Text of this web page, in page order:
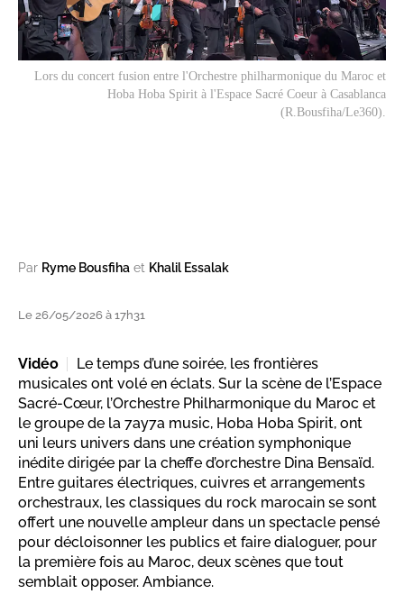
Lors du concert fusion entre l'Orchestre philharmonique du Maroc et
Hoba Hoba Spirit à l'Espace Sacré Coeur à Casablanca
(R.Bousfiha/Le360).
Par Ryme Bousfiha et Khalil Essalak
Le 26/05/2026 à 17h31
Vidéo
Le temps d’une soirée, les frontières
musicales ont volé en éclats. Sur la scène de l’Espace
Sacré-Cœur, l’Orchestre Philharmonique du Maroc et
le groupe de la 7ay7a music, Hoba Hoba Spirit, ont
uni leurs univers dans une création symphonique
inédite dirigée par la cheffe d’orchestre Dina Bensaïd.
Entre guitares électriques, cuivres et arrangements
orchestraux, les classiques du rock marocain se sont
offert une nouvelle ampleur dans un spectacle pensé
pour décloisonner les publics et faire dialoguer, pour
la première fois au Maroc, deux scènes que tout
semblait opposer. Ambiance.